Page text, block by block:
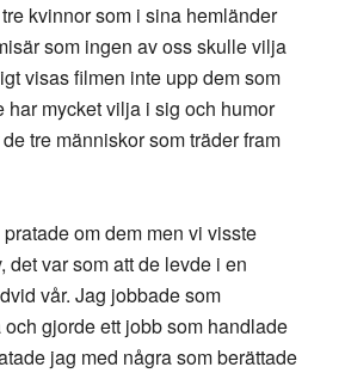
kvinnor som i sina hemländer
som ingen av oss skulle vilja
visas filmen inte upp dem som
har mycket vilja i sig och humor
tre människor som träder fram
om dem men vi visste
det var som att de levde i en
vår. Jag jobbade som
gjorde ett jobb som handlade
jag med några som berättade